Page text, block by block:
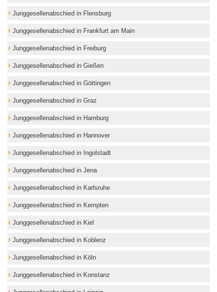
Junggesellenabschied in Flensburg
Junggesellenabschied in Frankfurt am Main
Junggesellenabschied in Freiburg
Junggesellenabschied in Gießen
Junggesellenabschied in Göttingen
Junggesellenabschied in Graz
Junggesellenabschied in Hamburg
Junggesellenabschied in Hannover
Junggesellenabschied in Ingolstadt
Junggesellenabschied in Jena
Junggesellenabschied in Karlsruhe
Junggesellenabschied in Kempten
Junggesellenabschied in Kiel
Junggesellenabschied in Koblenz
Junggesellenabschied in Köln
Junggesellenabschied in Konstanz